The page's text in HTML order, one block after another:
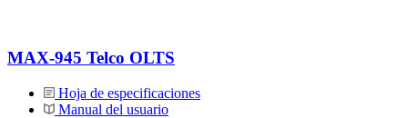
MAX-945 Telco OLTS
Hoja de especificaciones
Manual del usuario